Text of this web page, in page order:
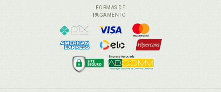
FORMAS DE
PAGAMENTO